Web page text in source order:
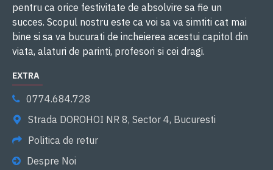
pentru ca orice festivitate de absolvire sa fie un
succes. Scopul nostru este ca voi sa va simtiti cat mai
bine si sa va bucurati de incheierea acestui capitol din
viata, alaturi de parinti, profesori si cei dragi.
EXTRA
0774.684.728
Strada DOROHOI NR 8, Sector 4, Bucuresti
Politica de retur
Despre Noi